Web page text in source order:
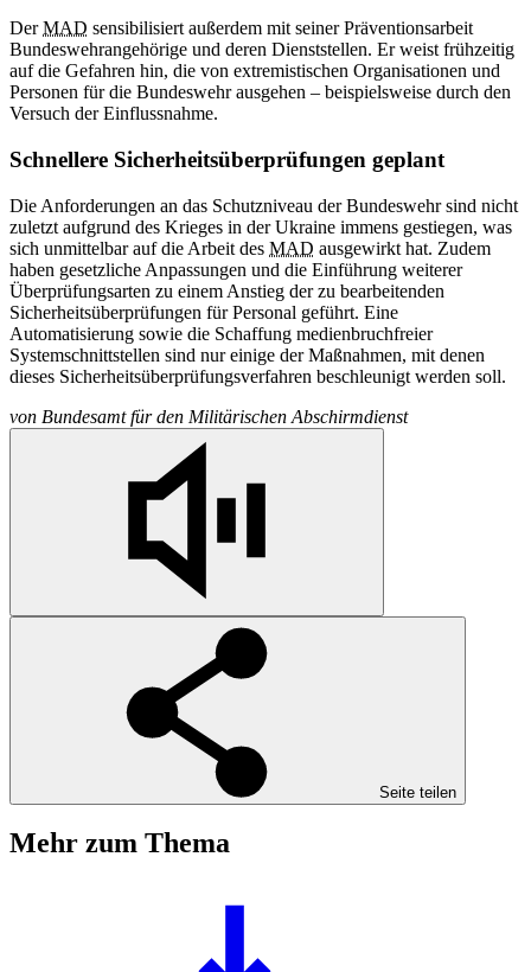
DerMAD sensibilisiert außerdem mit seiner Präventionsarbeit
Bundeswehrangehörige und deren Dienststellen. Er weist frühzeitig
auf die Gefahren hin, die von extremistischen Organisationen und
Personen für die Bundeswehr ausgehen – beispielsweise durch den
Versuch der Einflussnahme.
Schnellere Sicherheitsüberprüfungen geplant
Die Anforderungen an das Schutzniveau der Bundeswehr sind nicht
zuletzt aufgrund des Krieges in der Ukraine immens gestiegen, was
sich unmittelbar auf die Arbeit des MAD ausgewirkt hat. Zudem
haben gesetzliche Anpassungen und die Einführung weiterer
Überprüfungsarten zu einem Anstieg der zu bearbeitenden
Sicherheitsüberprüfungen für Personal geführt. Eine
Automatisierung sowie die Schaffung medienbruchfreier
Systemschnittstellen sind nur einige der Maßnahmen, mit denen
dieses Sicherheitsüberprüfungsverfahren beschleunigt werden soll.
von Bundesamt für den Militärischen Abschirmdienst
Seite teilen
Mehr zum Thema